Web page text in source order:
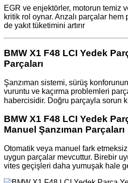
EGR ve enjektörler, motorun temiz
kritik rol oynar. Arızalı parçalar
de yakıt tüketimini artırır
BMW X1 F48 LCI Yedek
Parçaları
Şanzıman sistemi, sürüş
vuruntu ve kaçırma problemleri
habercisidir. Doğru parçayla sorun
BMW X1 F48 LCI Yedek
Manuel Şanzıman Parçaları
Otomatik veya manuel fark
uygun parçalar mevcuttur. Birebir
vites geçişleri daha yumuşak hale